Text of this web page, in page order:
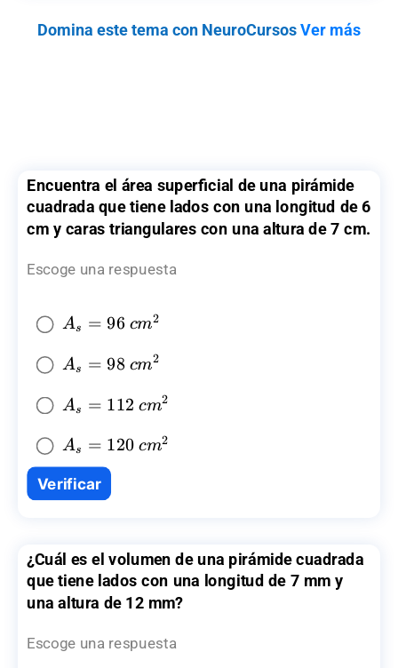
Domina este tema con NeuroCursosVer más
Encuentra el área superficial de una pirámide
cuadrada que tiene lados con una longitud de 6
cm y caras triangulares con una altura de 7 cm.
Escoge una respuesta
A_{s}=96~
As = 96 cm2
A_{s}=98~
As = 98 cm2
A_{s}=112~
As = 112 cm2
A_{s}=120~
{{cm}^2}
As = 120 cm2
Verificar
¿Cuál es el volumen de una pirámide cuadrada
que tiene lados con una longitud de 7 mm y
una altura de 12 mm?
Escoge una respuesta